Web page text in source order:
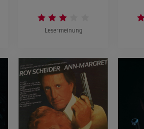
Lesermeinung